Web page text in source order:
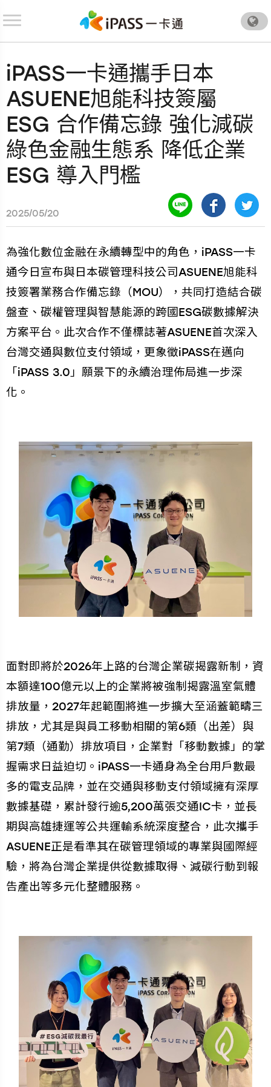
.
iPASS一卡通攜手日本
ASUENE旭能科技簽屬
ESG 合作備忘錄 強化減碳
綠色金融生態系 降低企業
ESG 導入門檻
2025/05/20
為強化數位金融在永續轉型中的角色，iPASS一卡
通今日宣布與日本碳管理科技公司ASUENE旭能科
技簽署業務合作備忘錄（MOU），共同打造結合碳
盤查、碳權管理與智慧能源的跨國ESG碳數據解決
方案平台。此次合作不僅標誌著ASUENE首次深入
台灣交通與數位支付領域，更象徵iPASS在邁向
「iPASS 3.0」願景下的永續治理佈局進一步深
化。
面對即將於2026年上路的台灣企業碳揭露新制，資
本額達100億元以上的企業將被強制揭露溫室氣體
排放量，2027年起範圍將進一步擴大至涵蓋範疇三
排放，尤其是與員工移動相關的第6類（出差）與
第7類（通勤）排放項目，企業對「移動數據」的掌
握需求日益迫切。iPASS一卡通身為全台用戶數最
多的電支品牌，並在交通與移動支付領域擁有深厚
數據基礎，累計發行逾5,200萬張交通IC卡，並長
期與高雄捷運等公共運輸系統深度整合，此次攜手
ASUENE正是看準其在碳管理領域的專業與國際經
驗，將為台灣企業提供從數據取得、減碳行動到報
告產出等多元化整體服務。